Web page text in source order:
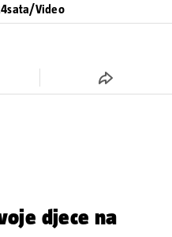
Video
djece na